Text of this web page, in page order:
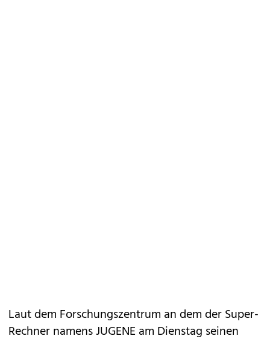
Laut dem Forschungszentrum an dem der Super-
Rechner namens JUGENE am Dienstag seinen